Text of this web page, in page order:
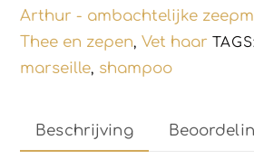
Arthur - ambachtelijke
Thee en zepen, Vet haar
marseille, shampoo
Beschrijving